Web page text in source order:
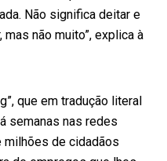
Não significa deitar e
não muito”, explica à
que em tradução literal
semanas nas redes
milhões de cidadãos